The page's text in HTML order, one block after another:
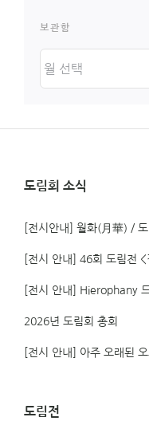
보관함
관
도림회 소식
[전시안내] 월화(月華) /
[전시 안내] 46회 도림전
[전시 안내] Hierophany
2026년 도림회 총회
[전시 안내] 아주 오래된
도림전